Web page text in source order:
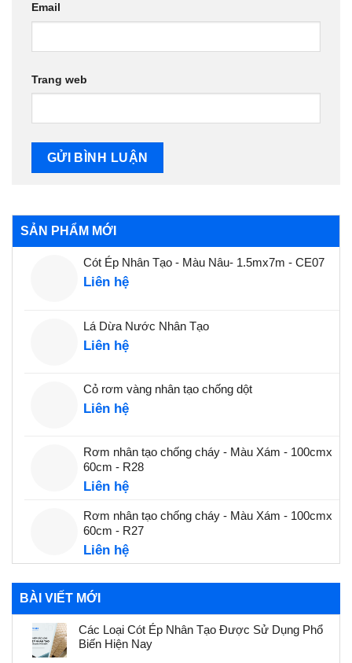
Email
Trang web
SẢN PHẨM MỚI
Cót Ép Nhân Tạo - Màu Nâu- 1.5mx7m - CE07
Liên hệ
Lá Dừa Nước Nhân Tạo
Liên hệ
Cỏ rơm vàng nhân tạo chống dột
Liên hệ
Rơm nhân tạo chống cháy - Màu Xám - 100cmx
60cm - R28
Liên hệ
Rơm nhân tạo chống cháy - Màu Xám - 100cmx
60cm - R27
Liên hệ
BÀI VIẾT MỚI
Các Loại Cót Ép Nhân Tạo Được Sử Dụng Phổ
Biến Hiện Nay